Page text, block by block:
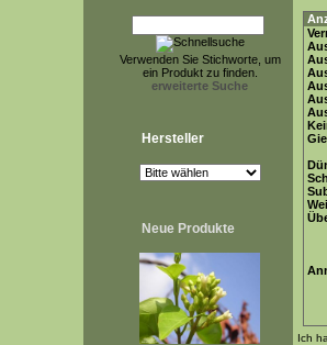
Verwenden Sie Stichworte, um
ein Produkt zu finden.
erweiterte Suche
Hersteller
Neue Produkte
Ich